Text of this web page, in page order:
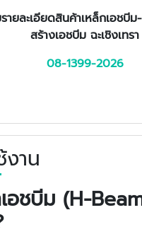
ายละเอียดสินค้าเหล็กเอชบี
สร้างเอชบีม ฉะเชิงเทรา
08-1399-2026
งาน
อชบีม (H-